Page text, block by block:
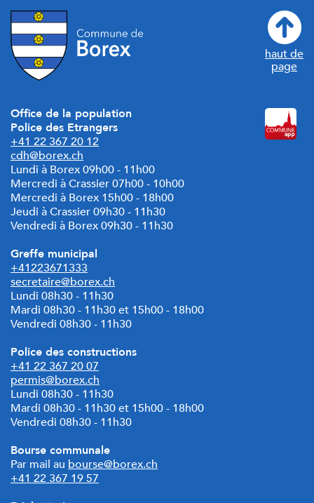
Office de la population
Police des Etrangers
+41 22 367 20 12
cdh@borex.ch
Lundi à Borex 09h00 - 11h00
Mercredi à Crassier 07h00 - 10h00
Mercredi à Borex 15h00 - 18h00
Jeudi à Crassier 09h30 - 11h30
Vendredi à Borex 09h30 - 11h30
Greffe municipal
+41223671333
secretaire@borex.ch
Lundi 08h30 - 11h30
Mardi 08h30 - 11h30 et 15h00 - 18h00
Vendredi 08h30 - 11h30
Police des constructions
+41 22 367 20 07
permis@borex.ch
Lundi 08h30 - 11h30
Mardi 08h30 - 11h30 et 15h00 - 18h00
Vendredi 08h30 - 11h30
Bourse communale
Par mail au bourse@borex.ch
+41 22 367 19 57
haut de
page